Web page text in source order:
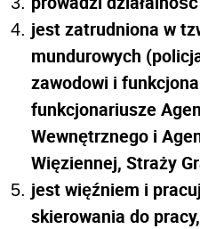
jest zatrudniona w
mundurowych
zawodowi i
funkcjonariusze
Wewnętrznego i
Więziennej, Straży
jest więźniem i
skierowania do